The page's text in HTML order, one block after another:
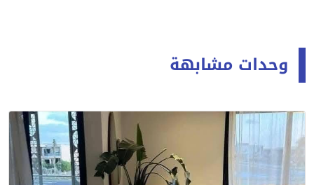
وحدات مشابهة